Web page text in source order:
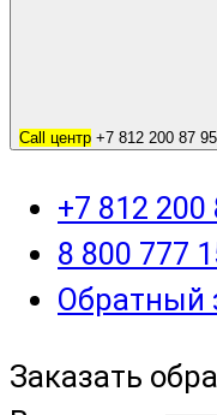
Call центр +7 812 200 87 95
+7 812 200
8 800 777
Обратный
Заказать